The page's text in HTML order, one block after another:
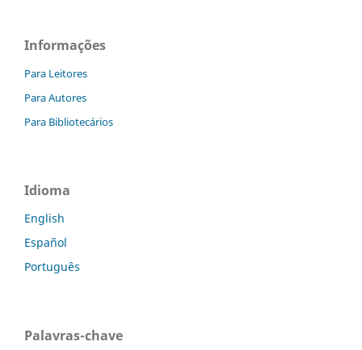
Informações
Para Leitores
Para Autores
Para Bibliotecários
Idioma
English
Español
Português
Palavras-chave